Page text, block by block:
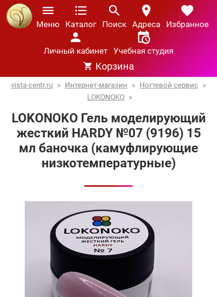
Меню Каталог Поиск Адреса Избранное
Личный кабинет Учебная студия
Корзина
vista-centr.ru » Интернет-магазин » Ногтевой сервис »
LOKONOKO »
LOKONOKO Гель моделирующий
жесткий HARDY №07 (9196) 15
мл баночка (камуфлирующие
низкотемпературные)